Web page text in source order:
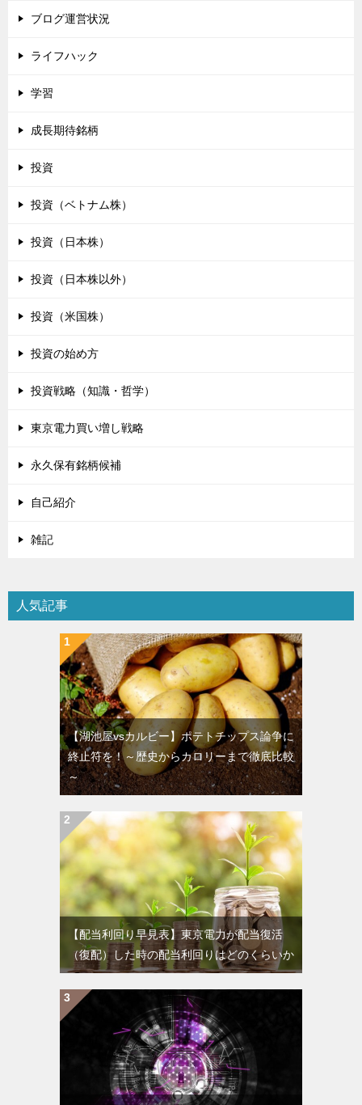
ブログ運営状況
ライフハック
学習
成長期待銘柄
投資
投資（ベトナム株）
投資（日本株）
投資（日本株以外）
投資（米国株）
投資の始め方
投資戦略（知識・哲学）
東京電力買い増し戦略
永久保有銘柄候補
自己紹介
雑記
人気記事
【湖池屋vsカルビー】ポテトチップス論争に
終止符を！～歴史からカロリーまで徹底比較
～
【配当利回り早見表】東京電力が配当復活
（復配）した時の配当利回りはどのくらいか